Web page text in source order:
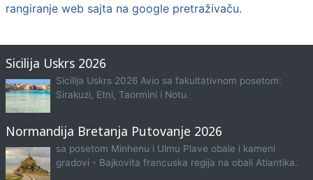
rangiranje web sajta na google pretraživaču.
Sicilija Uskrs 2026
Sicilija Uskrs 2026 Avio sa fakultativnom posetom:
Sirakuzi, Etni, Taormini i Notu.
Normandija Bretanja Putovanje 2026
sa posetom Minhenu i Ulmu Plave obale i kameni
gradovi - Bajkovita francuska regija na obali Atlantika.